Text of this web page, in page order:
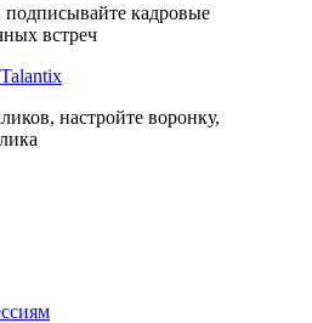
подписывайте кадровые
встреч
настройте воронку,